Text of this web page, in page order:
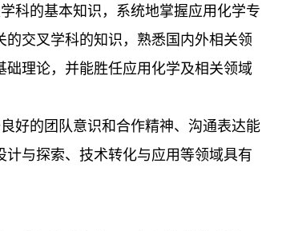
科的基本知识，系统地掌握应用化学专
交叉学科的知识，熟悉国内外相关领
理论，并能胜任应用化学及相关领域
好的团队意识和合作精神、沟通表达能
与探索、技术转化与应用等领域具有